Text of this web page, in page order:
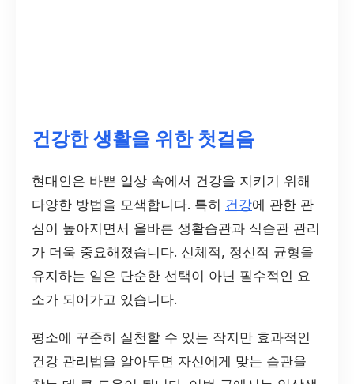
건강한 생활을 위한 첫걸음
현대인은 바쁜 일상 속에서 건강을 지키기 위해
다양한 방법을 모색합니다. 특히 건강에 관한 관
심이 높아지면서 올바른 생활습관과 식습관 관리
가 더욱 중요해졌습니다. 신체적, 정신적 균형을
유지하는 일은 단순한 선택이 아닌 필수적인 요
소가 되어가고 있습니다.
평소에 꾸준히 실천할 수 있는 작지만 효과적인
건강 관리법을 알아두면 자신에게 맞는 습관을